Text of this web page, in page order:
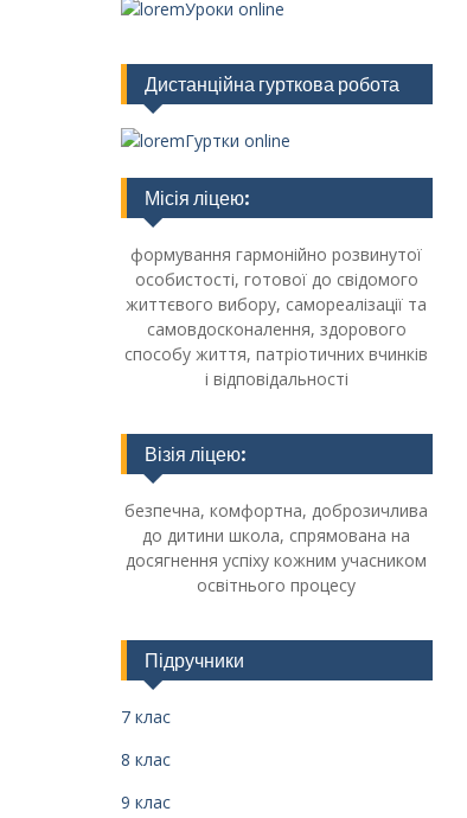
Уроки online
Дистанційна гурткова робота
Гуртки online
Місія ліцею:
формування гармонійно розвинутої
особистості, готової до свідомого
життєвого вибору, самореалізації та
самовдосконалення, здорового
способу життя, патріотичних вчинків
і відповідальності
Візія ліцею:
безпечна, комфортна, доброзичлива
до дитини школа, спрямована на
досягнення успіху кожним учасником
освітнього процесу
Підручники
7 клас
8 клас
9 клас